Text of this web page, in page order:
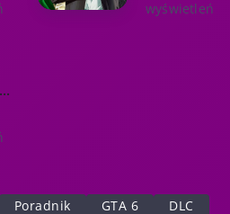
wyświetleń
Poradnik GTA 6 DLC